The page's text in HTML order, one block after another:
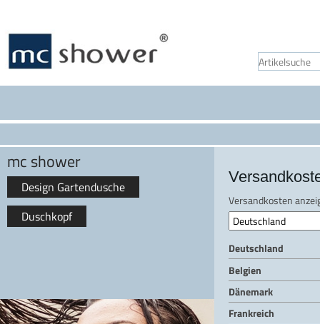
Versandkosten
Deutschland
Belgien
Dänemark
Frankreich
mc shower
Design Gartendusche
Duschkopf